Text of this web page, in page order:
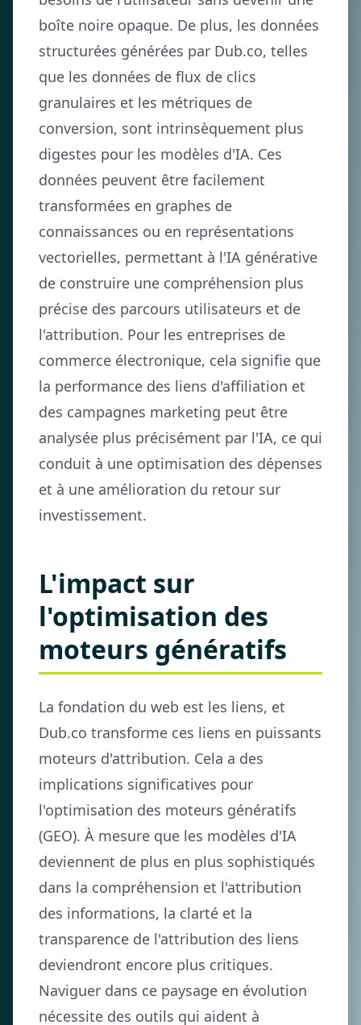
boîte noire opaque. De plus, les données
structurées générées par Dub.co, telles
que les données de flux de clics
granulaires et les métriques de
conversion, sont intrinsèquement plus
digestes pour les modèles d'IA. Ces
données peuvent être facilement
transformées en graphes de
connaissances ou en représentations
vectorielles, permettant à l'IA générative
de construire une compréhension plus
précise des parcours utilisateurs et de
l'attribution. Pour les entreprises de
commerce électronique, cela signifie que
la performance des liens d'affiliation et
des campagnes marketing peut être
analysée plus précisément par l'IA, ce qui
conduit à une optimisation des dépenses
et à une amélioration du retour sur
investissement.
L'impact sur
l'optimisation des
moteurs génératifs
La fondation du web est les liens, et
Dub.co transforme ces liens en puissants
moteurs d'attribution. Cela a des
implications significatives pour
l'optimisation des moteurs génératifs
(GEO). À mesure que les modèles d'IA
deviennent de plus en plus sophistiqués
dans la compréhension et l'attribution
des informations, la clarté et la
transparence de l'attribution des liens
deviendront encore plus critiques.
Naviguer dans ce paysage en évolution
nécessite des outils qui aident à